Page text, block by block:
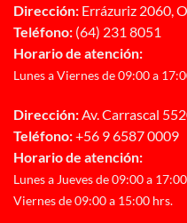
Dirección: Errázuriz 2060,
Teléfono: (64) 231 8051
Horario de atención:
Lunes a Viernes de 09:00 a
Dirección: Av. Carrascal
Teléfono:+56 9 6587 0009
Horario de atención:
Lunes a Jueves de 09:00 a
Viernes de 09:00 a 15:00 hrs.